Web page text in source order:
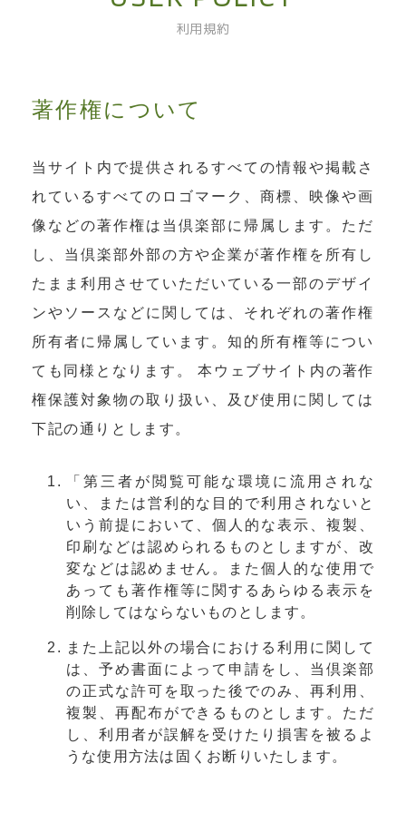
利用規約
著作権について
当サイト内で提供されるすべての情報や掲載さ
れているすべてのロゴマーク、商標、映像や画
像などの著作権は当倶楽部に帰属します。ただ
し、当倶楽部外部の方や企業が著作権を所有し
たまま利用させていただいている一部のデザイ
ンやソースなどに関しては、それぞれの著作権
所有者に帰属しています。知的所有権等につい
ても同様となります。 本ウェブサイト内の著作
権保護対象物の取り扱い、及び使用に関しては
下記の通りとします。
「第三者が閲覧可能な環境に流用されな
い、または営利的な目的で利用されないと
いう前提において、個人的な表示、複製、
印刷などは認められるものとしますが、改
変などは認めません。また個人的な使用で
あっても著作権等に関するあらゆる表示を
削除してはならないものとします。
また上記以外の場合における利用に関して
は、予め書面によって申請をし、当倶楽部
の正式な許可を取った後でのみ、再利用、
複製、再配布ができるものとします。ただ
し、利用者が誤解を受けたり損害を被るよ
うな使用方法は固くお断りいたします。